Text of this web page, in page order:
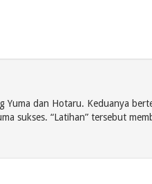
dan Hotaru. Keduanya
sukses. “Latihan” tersebut